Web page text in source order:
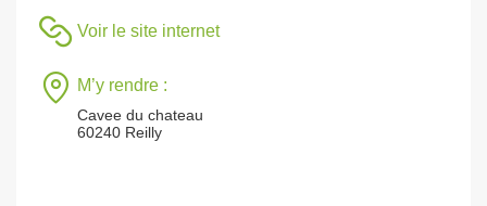
Voir le site internet
M’y rendre :
Cavee du chateau
60240 Reilly